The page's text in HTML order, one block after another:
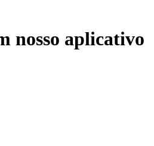
nosso aplicativo